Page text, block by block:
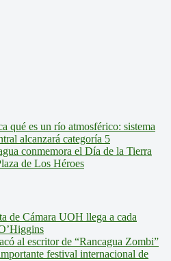
qué es un río atmosférico: sistema
alcanzará categoría 5
conmemora el Día de la Tierra
de Los Héroes
de Cámara UOH llega a cada
al escritor de “Rancagua Zombi”
festival internacional de